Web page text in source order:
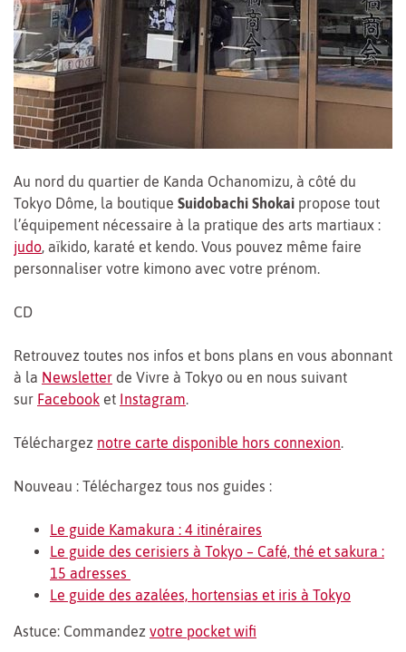
Au nord du quartier de Kanda Ochanomizu, à côté du
Tokyo Dôme, la boutique Suidobachi Shokai propose tout
l’équipement nécessaire à la pratique des arts martiaux :
judo, aïkido, karaté et kendo. Vous pouvez même faire
personnaliser votre kimono avec votre prénom.
CD
Retrouvez toutes nos infos et bons plans en vous abonnant
à la Newsletter de Vivre à Tokyo ou en nous suivant
sur Facebook et Instagram.
Téléchargez notre carte disponible hors connexion.
Nouveau : Téléchargez tous nos guides :
Le guide Kamakura : 4 itinéraires
Le guide des cerisiers à Tokyo – Café, thé et sakura :
15 adresses
Le guide des azalées, hortensias et iris à Tokyo
Astuce: Commandez votre pocket wifi